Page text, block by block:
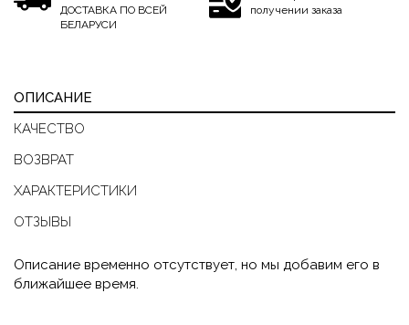
ДОСТАВКА ПО ВСЕЙ
БЕЛАРУСИ
получении заказа
ОПИСАНИЕ
КАЧЕСТВО
ВОЗВРАТ
ХАРАКТЕРИСТИКИ
ОТЗЫВЫ
Описание временно отсутствует, но мы добавим его в
ближайшее время.